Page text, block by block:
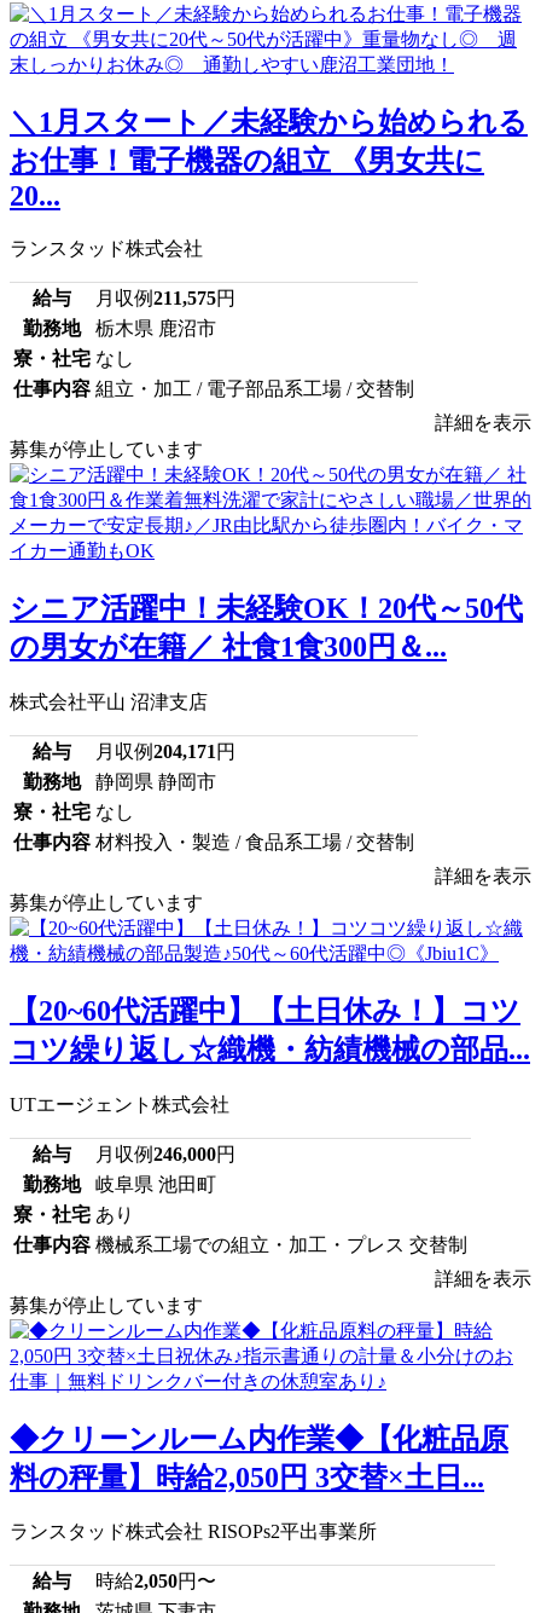
＼1月スタート／未経験から始められる
お仕事！電子機器の組立 《男女共に
20...
ランスタッド株式会社
給与 月収例211,575円
勤務地
栃木県 鹿沼市
寮・社宅 なし
仕事内容 組立・加工 / 電子部品系工場 / 交替制
詳細を表示
募集が停止しています
シニア活躍中！未経験OK！20代～50代
の男女が在籍／ 社食1食300円＆...
株式会社平山 沼津支店
給与 月収例204,171 円
勤務地
静岡県 静岡市
寮・社宅 なし
仕事内容 材料投入・製造 / 食品系工場 / 交替制
詳細を表示
募集が停止しています
【20~60代活躍中】【土日休み！】コツ
コツ繰り返し☆織機・紡績機械の部品...
UTエージェント株式会社
給与 月収例246,000円
勤務地
岐阜県 池田町
寮・社宅 あり
仕事内容 機械系工場での組立・加工・プレス 交替制
詳細を表示
募集が停止しています
◆クリーンルーム内作業◆【化粧品原
料の秤量】時給2,050円 3交替×土日...
ランスタッド株式会社 RISOPs2平出事業所
給与 時給2,050円〜